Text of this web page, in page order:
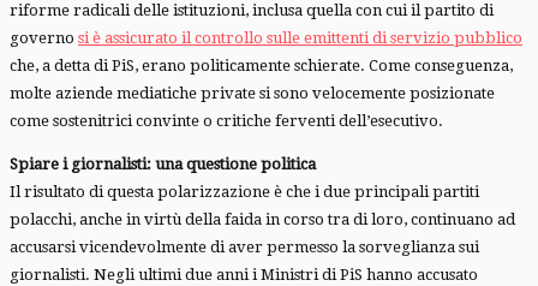
riforme radicali delle istituzioni, inclusa quella con cui il partito di
governo si è assicurato il controllo sulle emittenti di servizio pubblico
che, a detta di PiS, erano politicamente schierate. Come conseguenza,
molte aziende mediatiche private si sono velocemente posizionate
come sostenitrici convinte o critiche ferventi dell’esecutivo.
Spiare i giornalisti: una questione politica
Il risultato di questa polarizzazione è che i due principali partiti
polacchi, anche in virtù della faida in corso tra di loro, continuano ad
accusarsi vicendevolmente di aver permesso la sorveglianza sui
giornalisti. Negli ultimi due anni i Ministri di PiS hanno accusato